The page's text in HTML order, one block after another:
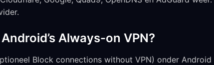
Always-on VPN?
Block connections without VPN) onder